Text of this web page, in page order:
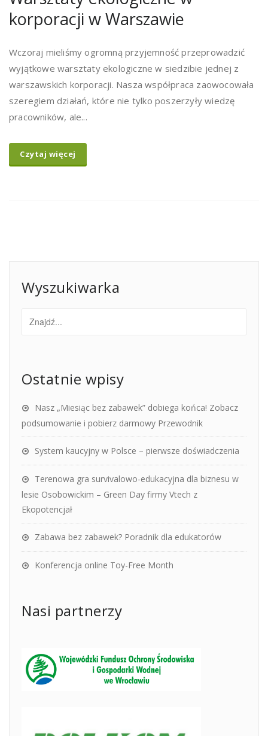
korporacji w Warszawie
Wczoraj mieliśmy ogromną przyjemność przeprowadzić
wyjątkowe warsztaty ekologiczne w siedzibie jednej z
warszawskich korporacji. Nasza współpraca zaowocowała
szeregiem działań, które nie tylko poszerzyły wiedzę
pracowników, ale...
Czytaj więcej
Wyszukiwarka
Ostatnie wpisy
Nasz „Miesiąc bez zabawek” dobiega końca! Zobacz
podsumowanie i pobierz darmowy Przewodnik
System kaucyjny w Polsce – pierwsze doświadczenia
Terenowa gra survivalowo-edukacyjna dla biznesu w
lesie Osobowickim – Green Day firmy Vtech z
Ekopotencjał
Zabawa bez zabawek? Poradnik dla edukatorów
Konferencja online Toy-Free Month
Nasi partnerzy